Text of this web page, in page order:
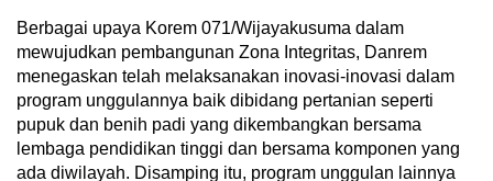
Berbagai upaya Korem 071/Wijayakusuma dalam
mewujudkan pembangunan Zona Integritas, Danrem
menegaskan telah melaksanakan inovasi-inovasi dalam
program unggulannya baik dibidang pertanian seperti
pupuk dan benih padi yang dikembangkan bersama
lembaga pendidikan tinggi dan bersama komponen yang
ada diwilayah. Disamping itu, program unggulan lainnya